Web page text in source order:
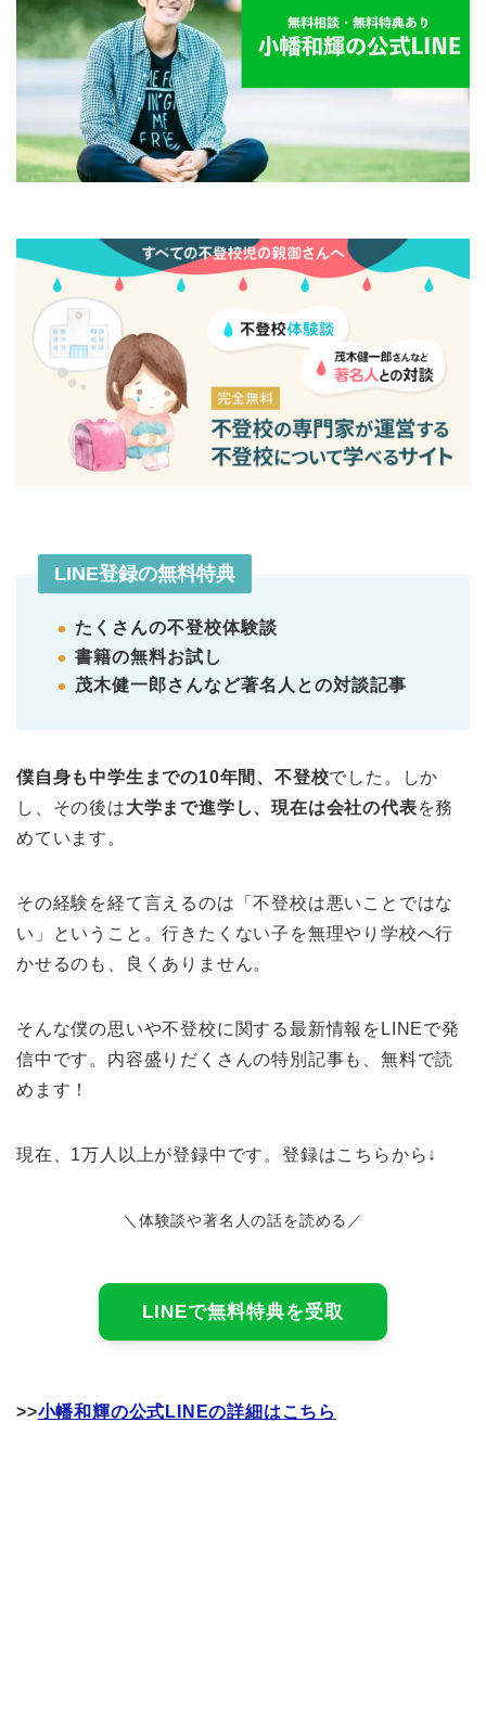
LINE登録の無料特典
たくさんの不登校体験談
書籍の無料お試し
茂木健一郎さんなど著名人との対談記事
僕自身も中学生までの10年間、不登校でした。しか
し、その後は大学まで進学し、現在は会社の代表を務
めています。
その経験を経て言えるのは「不登校は悪いことではな
い」ということ。行きたくない子を無理やり学校へ行
かせるのも、良くありません。
そんな僕の思いや不登校に関する最新情報をLINEで発
信中です。内容盛りだくさんの特別記事も、無料で読
めます！
現在、1万人以上が登録中です。登録はこちらから↓
＼体験談や著名人の話を読める／
LINEで無料特典を受取
>>小幡和輝の公式LINEの詳細はこちら